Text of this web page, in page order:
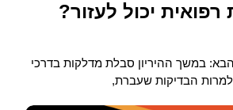
רפואית יכול לעזור?
במשך ההיריון סבלת מדלקות בדרכי
הבדיקות שעברת,